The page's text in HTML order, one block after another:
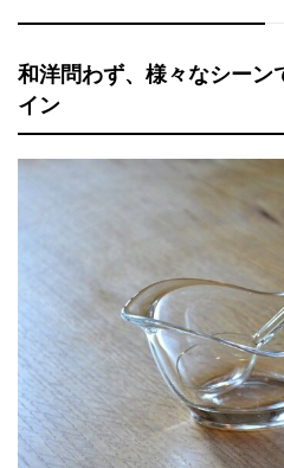
和洋問わず、様々なシーン
イン